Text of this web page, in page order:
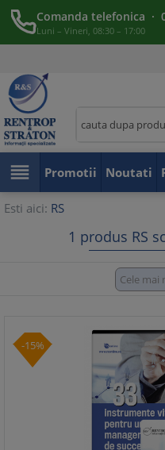
Comanda telefonica ·
Luni – Vineri, 08:30 – 17:00
 Promotii Noutati
Esti aici: RS
1 produs RS
-15%